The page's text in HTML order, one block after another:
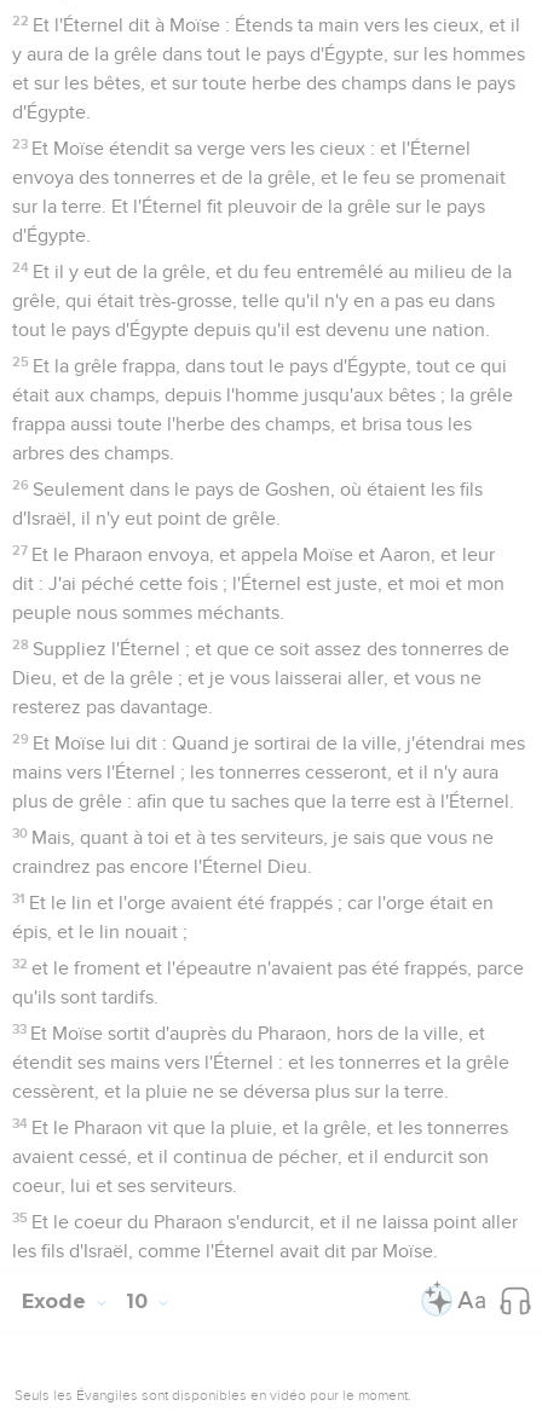
22 Et l'Éternel dit à Moïse : Étends ta main vers les cieux, et il
y aura de la grêle dans tout le pays d'Égypte, sur les hommes
et sur les bêtes, et sur toute herbe des champs dans le pays
d'Égypte.
23 Et Moïse étendit sa verge vers les cieux : et l'Éternel
envoya des tonnerres et de la grêle, et le feu se promenait
sur la terre. Et l'Éternel fit pleuvoir de la grêle sur le pays
d'Égypte.
24 Et il y eut de la grêle, et du feu entremêlé au milieu de la
grêle, qui était très-grosse, telle qu'il n'y en a pas eu dans
tout le pays d'Égypte depuis qu'il est devenu une nation.
25 Et la grêle frappa, dans tout le pays d'Égypte, tout ce qui
était aux champs, depuis l'homme jusqu'aux bêtes ; la grêle
frappa aussi toute l'herbe des champs, et brisa tous les
arbres des champs.
26 Seulement dans le pays de Goshen, où étaient les fils
d'Israël, il n'y eut point de grêle.
27 Et le Pharaon envoya, et appela Moïse et Aaron, et leur
dit : J'ai péché cette fois ; l'Éternel est juste, et moi et mon
peuple nous sommes méchants.
28 Suppliez l'Éternel ; et que ce soit assez des tonnerres de
Dieu, et de la grêle ; et je vous laisserai aller, et vous ne
resterez pas davantage.
29 Et Moïse lui dit : Quand je sortirai de la ville, j'étendrai mes
mains vers l'Éternel ; les tonnerres cesseront, et il n'y aura
plus de grêle : afin que tu saches que la terre est à l'Éternel.
30 Mais, quant à toi et à tes serviteurs, je sais que vous ne
craindrez pas encore l'Éternel Dieu.
31 Et le lin et l'orge avaient été frappés ; car l'orge était en
épis, et le lin nouait ;
32 et le froment et l'épeautre n'avaient pas été frappés, parce
qu'ils sont tardifs.
33 Et Moïse sortit d'auprès du Pharaon, hors de la ville, et
étendit ses mains vers l'Éternel : et les tonnerres et la grêle
cessèrent, et la pluie ne se déversa plus sur la terre.
34 Et le Pharaon vit que la pluie, et la grêle, et les tonnerres
avaient cessé, et il continua de pécher, et il endurcit son
coeur, lui et ses serviteurs.
35 Et le coeur du Pharaon s'endurcit, et il ne laissa point aller
les fils d'Israël, comme l'Éternel avait dit par Moïse.
Exode 10
Seuls les Évangiles sont disponibles en vidéo pour le moment.